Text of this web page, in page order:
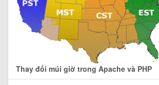
Thay đổi múi giờ trong Apache và PHP